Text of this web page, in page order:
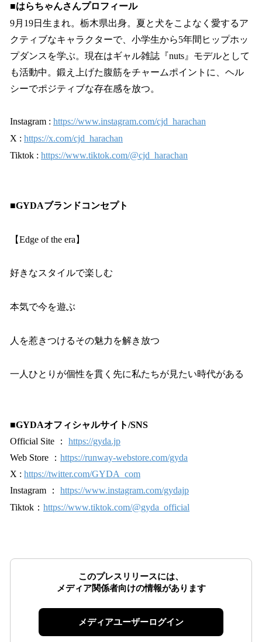
■はらちゃんさんプロフィール
9月19日生まれ。栃木県出身。夏と犬をこよなく愛するア
クティブなキャラクターで、小学生から5年間ヒップホッ
プダンスを学ぶ。現在はギャル雑誌『nuts』モデルとして
も活動中。鍛え上げた腹筋をチャームポイントに、ヘル
シーでポジティブな存在感を放つ。
Instagram : https://www.instagram.com/cjd_harachan
X : https://x.com/cjd_harachan
Tiktok : https://www.tiktok.com/@cjd_harachan
■GYDAブランドコンセプト
【Edge of the era】
好きなスタイルで楽しむ
本気で今を遊ぶ
人を惹きつけるその魅力を解き放つ
一人ひとりが個性を貫く先に私たちが見たい時代がある
■GYDAオフィシャルサイト/SNS
Official Site ： https://gyda.jp
Web Store ： https://runway-webstore.com/gyda
X : https://twitter.com/GYDA_com
Instagram ： https://www.instagram.com/gydajp
Tiktok： https://www.tiktok.com/@gyda_official
このプレスリリースには、
メディア関係者向けの情報があります
メディアユーザーログイン